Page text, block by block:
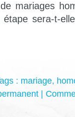
mariages
sera-t-
: mariage,
|